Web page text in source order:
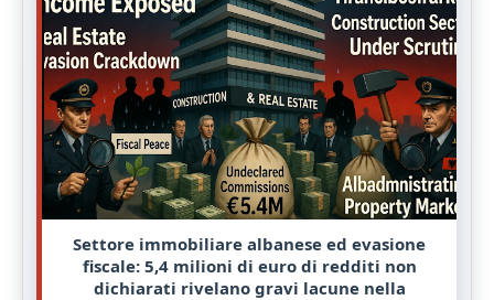
Settore immobiliare albanese ed evasione
fiscale: 5,4 milioni di euro di redditi non
dichiarati rivelano gravi lacune nella